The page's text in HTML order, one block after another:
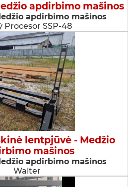
apdirbimo mašinos
apdirbimo mašinos
Procesor SSP-48
lentpjūvė - Medžio
mašinos
apdirbimo mašinos
Walter